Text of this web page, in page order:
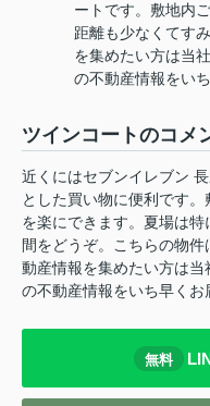
ートです。敷地内
距離も少なくてす
を集めたい方は当
の不動産情報をい
ツインコートのコメ
近くにはセブンイレブン
とした買い物に便利です
を楽にできます。夏場は
間をどうぞ。こちらの物
動産情報を集めたい方は
の不動産情報をいち早くお
無料